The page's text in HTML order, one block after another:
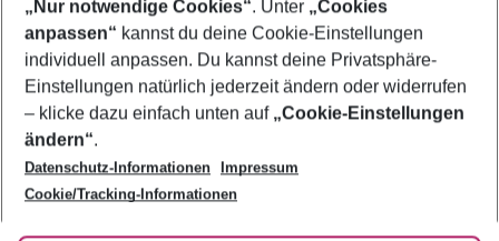
Footer
Footer navigation
Über uns
AGB
Bestpreisgarantie
Cookie-Einstellungen ändern
Cookie-Richtlinie
Agenturbetreuung
Barrierefreies Reisen
Folge uns
„Nur notwendige Cookies“. Unter „Cookies
anpassen“ kannst du deine Cookie-Einstellungen
individuell anpassen. Du kannst deine Privatsphäre-
Einstellungen natürlich jederzeit ändern oder widerrufen
– klicke dazu einfach unten auf „Cookie-Einstellungen
ändern“.
Datenschutz-Informationen
Impressum
Cookie/Tracking-Informationen